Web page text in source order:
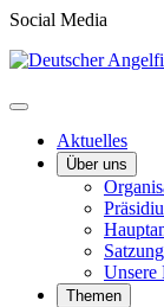
Social Media
Aktuelles
Über uns
Unsere
Themen